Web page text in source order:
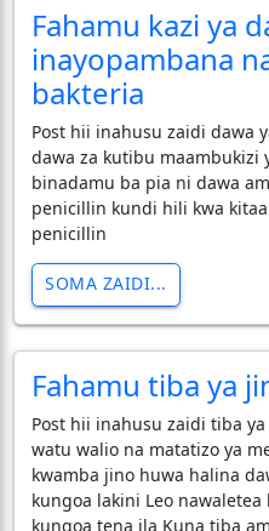
Fahamu kazi ya
inayopambana
bakteria
Post hii inahusu zaidi dawa
dawa za kutibu maambukizi
binadamu ba pia ni dawa
penicillin kundi hili kwa
penicillin
SOMA ZAIDI...
Fahamu tiba ya
Post hii inahusu zaidi tiba
watu walio na matatizo ya
kwamba jino huwa halina
kungoa lakini Leo
kungoa tena ila Kuna tiba